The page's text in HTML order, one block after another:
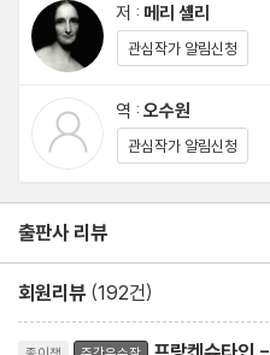
삶은 자신이 처했던 ‘사회 상황’
회에서 가부장적인 욕망이 빚어
이라는 ‘페미니즘’ 관점 등이 있다.
최근 인공지능의 눈부신 발전으
난 능력을 지닌 피조물”에 관한
계 곳곳에서 연구 중인 여러 ‘프
울림을 주는 이 생생한 작품을,
인』과 메리 셸리를 전공한 번역
저 : 메리 셸리
관심작가 알림신청
역 : 오수원
관심작가 알림신청
출판사 리뷰
회원리뷰 (192건)